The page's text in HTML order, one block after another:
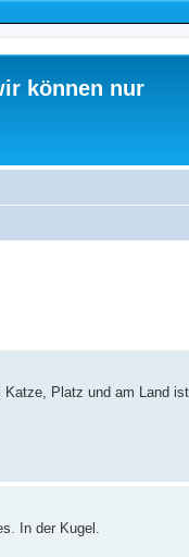
können nur
Platz und am Land
In der Kugel.